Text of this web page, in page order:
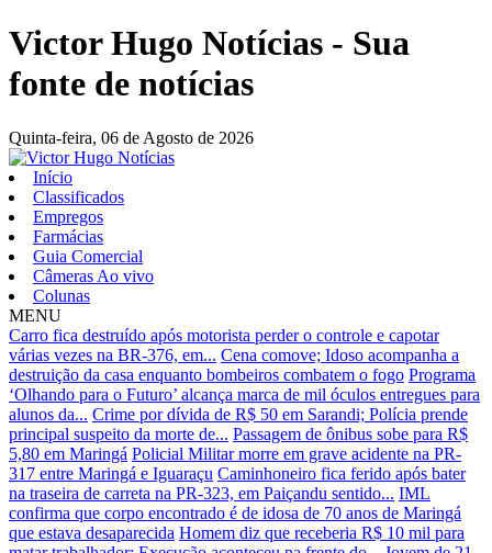
Victor Hugo Notícias - Sua
fonte de notícias
Quinta-feira, 06 de Agosto de 2026
Início
Classificados
Empregos
Farmácias
Guia Comercial
Câmeras Ao vivo
Colunas
MENU
Carro fica destruído após motorista perder o controle e capotar
várias vezes na BR-376, em... Cena comove; Idoso acompanha a
destruição da casa enquanto bombeiros combatem o fogo Programa
‘Olhando para o Futuro’ alcança marca de mil óculos entregues para
alunos da... Crime por dívida de R$ 50 em Sarandi; Polícia prende
principal suspeito da morte de... Passagem de ônibus sobe para R$
5,80 em Maringá Policial Militar morre em grave acidente na PR-
317 entre Maringá e Iguaraçu Caminhoneiro fica ferido após bater
na traseira de carreta na PR-323, em Paiçandu sentido... IML
confirma que corpo encontrado é de idosa de 70 anos de Maringá
que estava desaparecida Homem diz que receberia R$ 10 mil para